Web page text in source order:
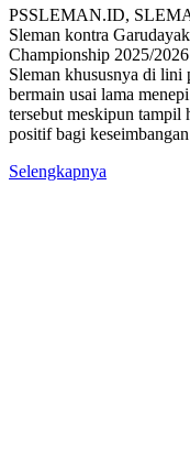
PSSLEMAN.ID,
Sleman kontra
Championship 2025/
Sleman khususnya di lini
bermain usai lama
tersebut meskipun tampil
positif bagi
Selengkapnya